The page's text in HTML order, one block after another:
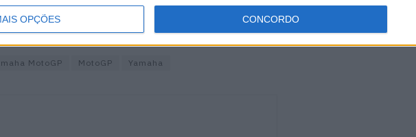
OPÇÕES CONCORDO
decisiva tanto para o seu futuro como para o projeto
MotoGP MotoGP Yamaha